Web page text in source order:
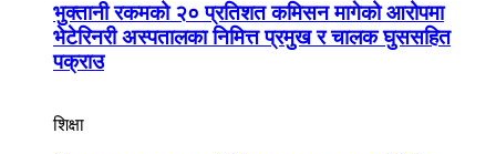
भुक्तानी रकमको २० प्रतिशत कमिसन मागेको आरोपमा
भेटेरिनरी अस्पतालका निमित्त प्रमुख र चालक घुससहित
पक्राउ
शिक्षा